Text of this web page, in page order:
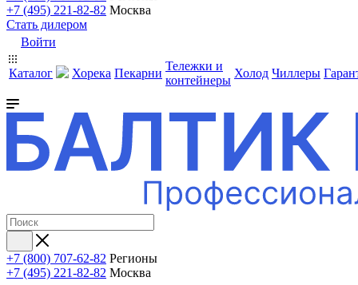
+7 (495) 221-82-82 Москва
Стать дилером
Войти
Каталог Хорека Пекарни
Тележки и
контейнеры
Холод Чиллеры
+7 (800) 707-62-82 Регионы
+7 (495) 221-82-82 Москва